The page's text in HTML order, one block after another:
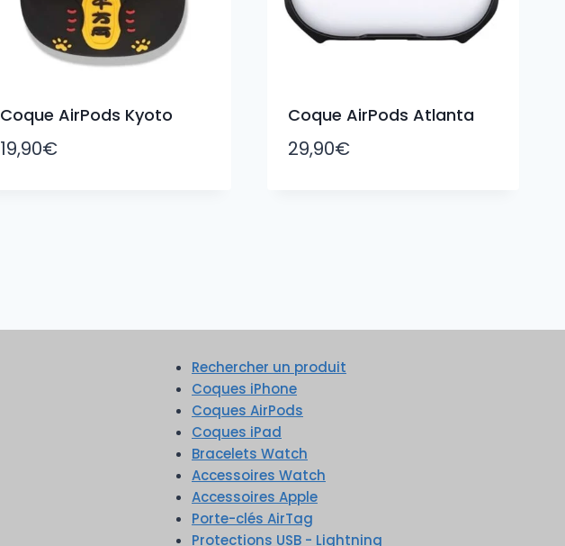
Coque AirPods Kyoto
19,90€
Coque AirPods Atlanta
29,90€
Rechercher un produit
Coques iPhone
Coques AirPods
Coques iPad
Bracelets Watch
Accessoires Watch
Accessoires Apple
Porte-clés AirTag
Protections USB - Lightning